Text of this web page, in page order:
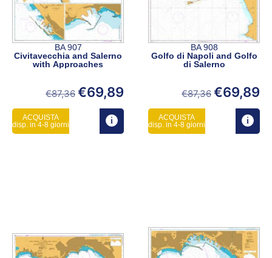
BA 907
Civitavecchia and Salerno
with Approaches
€87,36 €69,89
ACQUISTA
disp. in 4-8 giorni
BA 908
Golfo di Napoli and Golfo
di Salerno
€87,36 €69,89
ACQUISTA
disp. in 4-8 giorni